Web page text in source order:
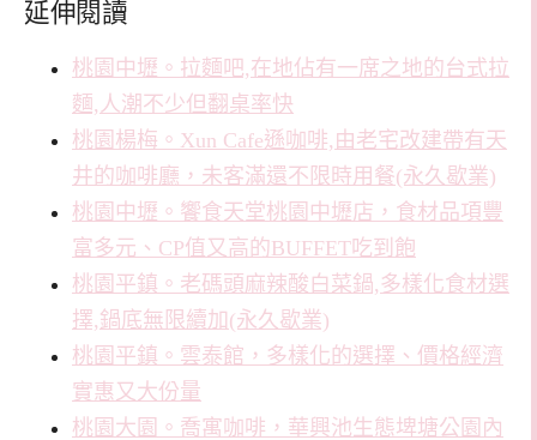
延伸閱讀
桃園中壢。拉麵吧,在地佔有一席之地的台式拉
麵,人潮不少但翻桌率快
桃園楊梅。Xun Cafe遜咖啡,由老宅改建帶有天
井的咖啡廳，未客滿還不限時用餐(永久歇業)
桃園中壢。饗食天堂桃園中壢店，食材品項豐
富多元、CP值又高的BUFFET吃到飽
桃園平鎮。老碼頭麻辣酸白菜鍋,多樣化食材選
擇,鍋底無限續加(永久歇業)
桃園平鎮。雲泰館，多樣化的選擇、價格經濟
實惠又大份量
桃園大園。喬寓咖啡，華興池生態埤塘公園內